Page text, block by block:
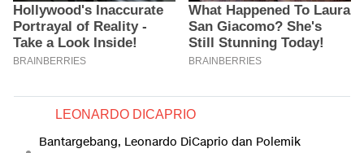
LEONARDO DICAPRIO
Bantargebang, Leonardo DiCaprio dan Polemik